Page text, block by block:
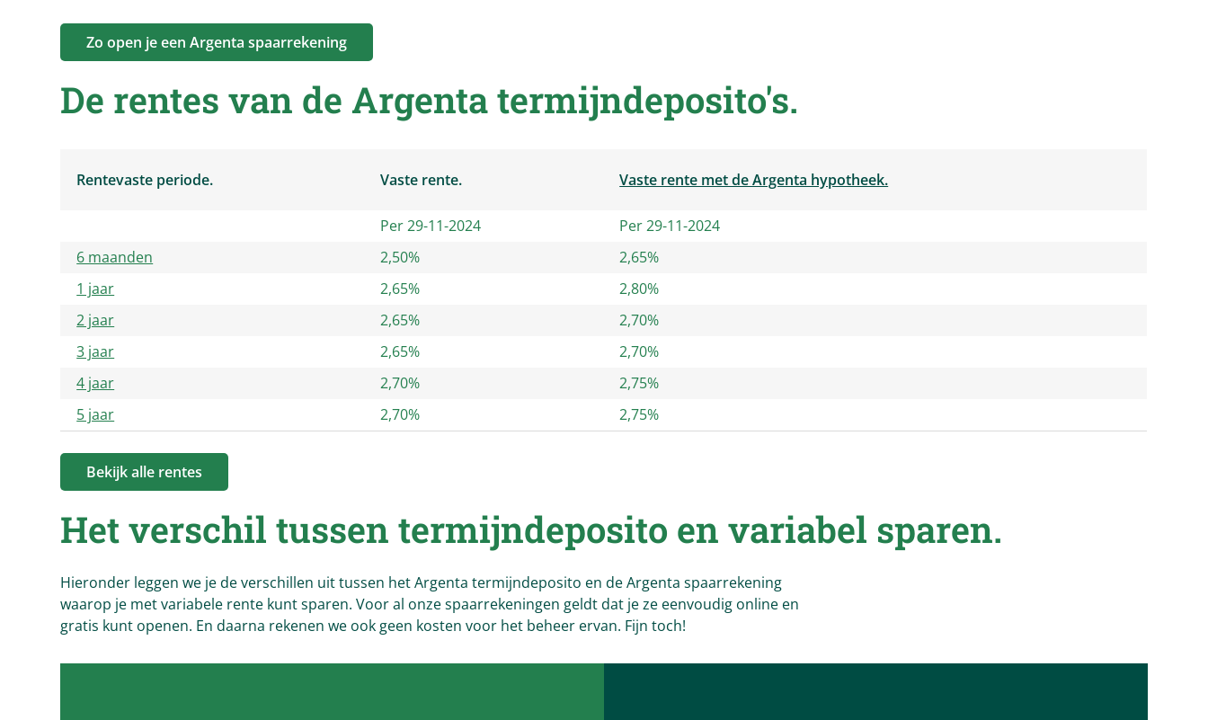
Zo open je een Argenta spaarrekening
De rentes van de Argentatermijndeposito's.
Rentevaste periode. Vaste rente. Vaste rente met de Argenta hypotheek.
Per 29-11-2024
Per 29-11-2024
6 maanden
2,50%
2,65%
1 jaar
2,65%
2,80%
2 jaar
2,65%
2,70%
3 jaar
2,65%
2,70%
4 jaar
2,70%
2,75%
5 jaar
2,70% 2,75%
Bekijk alle rentes
Het verschil tussen termijndeposito en variabel sparen.
Hieronder leggen we je de verschillen uit tussen het Argenta termijndeposito en de Argenta spaarrekening
waarop je met variabele rente kunt sparen. Voor al onze spaarrekeningen geldt dat je ze eenvoudig online en
gratis kunt openen. En daarna rekenen we ook geen kosten voor het beheer ervan. Fijn toch!